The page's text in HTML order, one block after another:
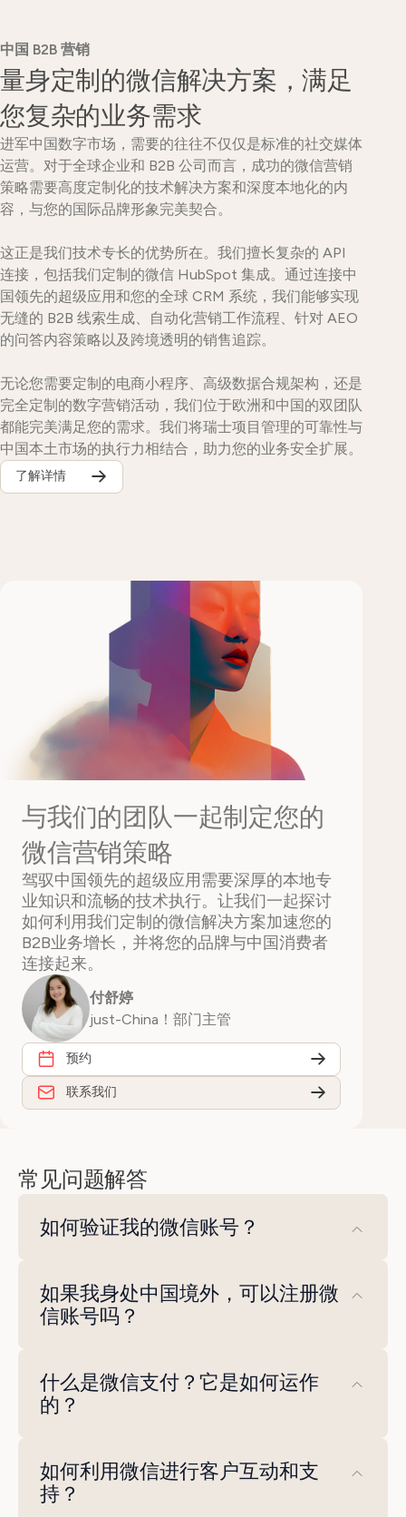
中国 B2B 营销
量身定制的微信解决方案，满足
您复杂的业务需求
进军中国数字市场，需要的往往不仅仅是标准的社交媒体
运营。对于全球企业和 B2B 公司而言，成功的微信营销
策略需要高度定制化的技术解决方案和深度本地化的内
容，与您的国际品牌形象完美契合。
这正是我们技术专长的优势所在。我们擅长复杂的 API
连接，包括我们定制的微信 HubSpot 集成。通过连接中
国领先的超级应用和您的全球 CRM 系统，我们能够实现
无缝的 B2B 线索生成、自动化营销工作流程、针对 AEO
的问答内容策略以及跨境透明的销售追踪。
无论您需要定制的电商小程序、高级数据合规架构，还是
完全定制的数字营销活动，我们位于欧洲和中国的双团队
都能完美满足您的需求。我们将瑞士项目管理的可靠性与
中国本土市场的执行力相结合，助力您的业务安全扩展。
了解详情
与我们的团队一起制定您的
微信营销策略
驾驭中国领先的超级应用需要深厚的本地专
业知识和流畅的技术执行。让我们一起探讨
如何利用我们定制的微信解决方案加速您的
B2B业务增长，并将您的品牌与中国消费者
连接起来。
付舒婷
just-China！部门主管
预约
联系我们
常见问题解答
如何验证我的微信账号？
号码，并按照应用内的验证步骤进行操作。您
可能还需要提供其他信息，例如政府颁发的身
如果我身处中国境外，可以注册微
信账号吗？
账号。您可以下载微信应用，并使用您的手机
号码注册账号。
什么是微信支付？它是如何运作
的？
微信应用进行支付。用户可以将银行账户或信
用卡绑定到微信账户，并使用该平台进行线上
如何利用微信进行客户互动和支
持？